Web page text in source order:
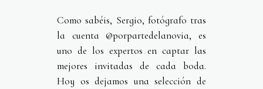
Como sabéis, Sergio, fotógrafo tras
la cuenta @porpartedelanovia, es
uno de los expertos en captar las
mejores invitadas de cada boda.
Hoy os dejamos una selección de